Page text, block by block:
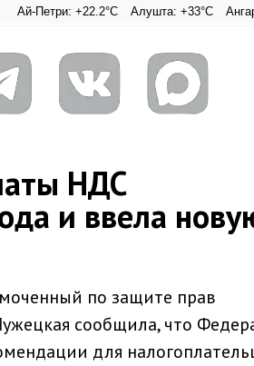
+22.2°C Алушта: +33°C Ангарский
НДС
и ввела
по защите прав
сообщила, что
для